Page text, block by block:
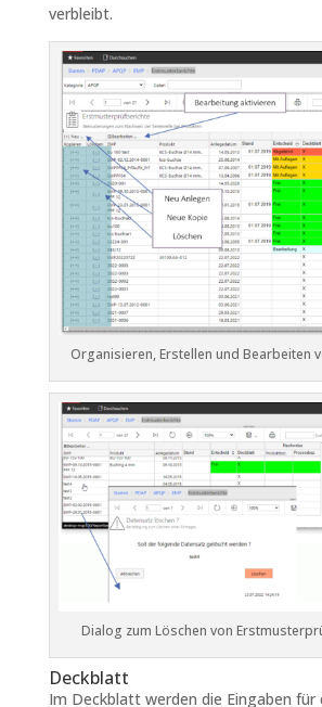
verbleibt.
Organisieren, Erstellen und Bearbeiten
Dialog zum Löschen von
Deckblatt
Im Deckblatt werden die Eingaben für